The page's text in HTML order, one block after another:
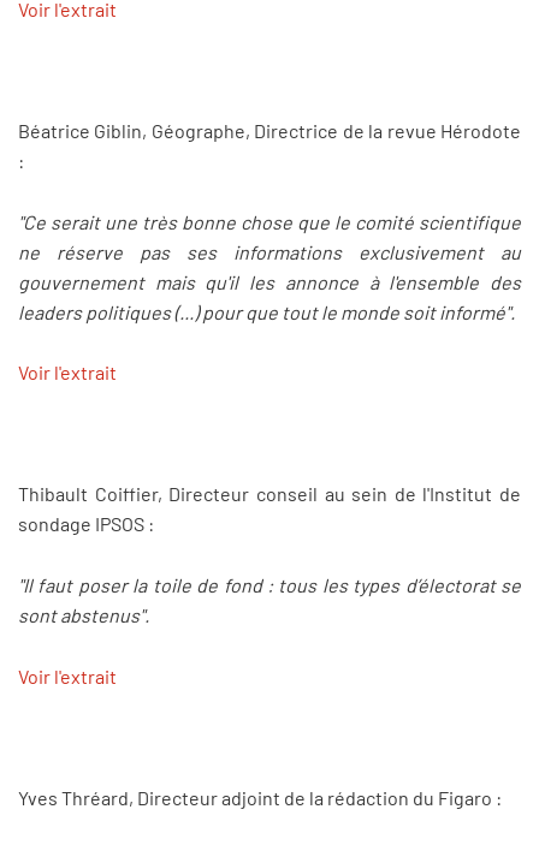
Voir l'extrait
Béatrice Giblin, Géographe, Directrice de la revue Hérodote
:
"Ce serait une très bonne chose que le comité scientifique
ne réserve pas ses informations exclusivement au
gouvernement mais qu'il les annonce à l'ensemble des
leaders politiques (...) pour que tout le monde soit informé".
Voir l'extrait
Thibault Coiffier, Directeur conseil au sein de l'Institut de
sondage IPSOS :
"Il faut poser la toile de fond : tous les types d’électorat se
sont abstenus".
Voir l'extrait
Yves Thréard, Directeur adjoint de la rédaction du Figaro :